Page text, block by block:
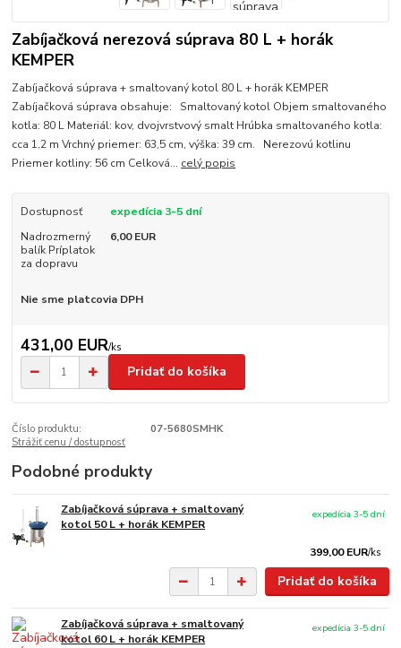
Zabíjačková nerezová súprava 80 L + horák
KEMPER
Zabíjačková súprava + smaltovaný kotol 80 L + horák KEMPER
Zabíjačková súprava obsahuje: Smaltovaný kotol Objem smaltovaného
kotla: 80 L Materiál: kov, dvojvrstvový smalt Hrúbka smaltovaného kotla:
cca 1,2 m Vrchný priemer: 63,5 cm, výška: 39 cm. Nerezovú kotlinu
Priemer kotliny: 56 cm Celková... celý popis
Dostupnosť
expedícia 3-5 dní
Nadrozmerný
balík Príplatok
za dopravu
6,00 EUR
Nie sme platcovia DPH
431,00 EUR/ks
Pridať do košíka
Číslo produktu:
07-5680SMHK
Strážiť cenu / dostupnosť
Podobné produkty
Zabíjačková súprava + smaltovaný
kotol 50 L + horák KEMPER
399,00 EUR/ks
expedícia 3-5 dní
Pridať do košíka
Zabíjačková súprava + smaltovaný
kotol 60 L + horák KEMPER
expedícia 3-5 dní